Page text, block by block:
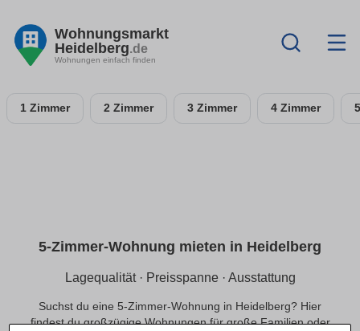
Wohnungsmarkt
Heidelberg.de
Wohnungen einfach finden
1 Zimmer 2 Zimmer 3 Zimmer 4 Zimmer
5-Zimmer-Wohnung mieten in Heidelberg
Lagequalität · Preisspanne · Ausstattung
Suchst du eine 5-Zimmer-Wohnung in Heidelberg? Hier
findest du großzügige Wohnungen für große Familien oder